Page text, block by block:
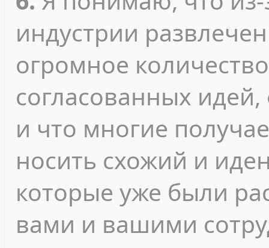
индустрии
огромное
согласованных
и что многие
носить схожий и
которые уже были
вами и вашими